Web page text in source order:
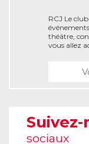
RCJ Le
théâtre,
vous allez
Suivez-
sociaux